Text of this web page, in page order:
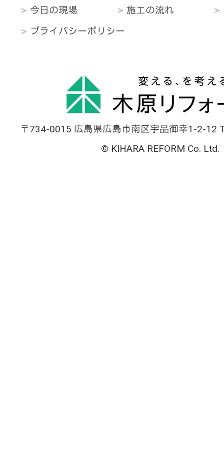
今日の現場 施工の流れ
プライバシーポリシー
〒734-0015 広島県広島市南区宇品御幸1-2-12
© KIHARA REFORM Co. Ltd.